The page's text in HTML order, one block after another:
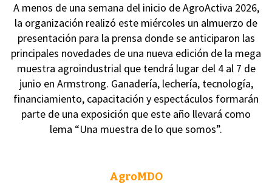
A menos de una semana del inicio de AgroActiva 2026,
la organización realizó este miércoles un almuerzo de
presentación para la prensa donde se anticiparon las
principales novedades de una nueva edición de la mega
muestra agroindustrial que tendrá lugar del 4 al 7 de
junio en Armstrong. Ganadería, lechería, tecnología,
financiamiento, capacitación y espectáculos formarán
parte de una exposición que este año llevará como
lema “Una muestra de lo que somos”.
AgroMDO